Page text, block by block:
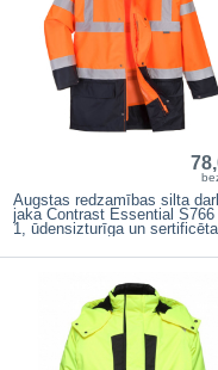
Augstas redzamības silta
jaka Contrast Essential S766
1, ūdensizturīga un sertificēta